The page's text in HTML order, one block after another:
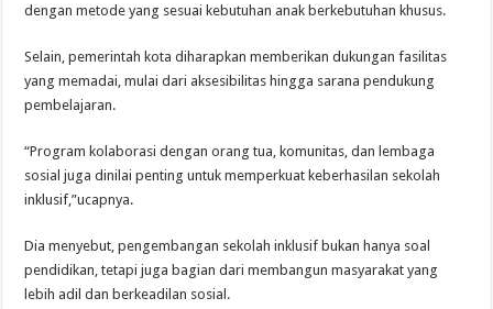
dengan metode yang sesuai kebutuhan anak berkebutuhan khusus.
Selain, pemerintah kota diharapkan memberikan dukungan fasilitas
yang memadai, mulai dari aksesibilitas hingga sarana pendukung
pembelajaran.
“Program kolaborasi dengan orang tua, komunitas, dan lembaga
sosial juga dinilai penting untuk memperkuat keberhasilan sekolah
inklusif,”ucapnya.
Dia menyebut, pengembangan sekolah inklusif bukan hanya soal
pendidikan, tetapi juga bagian dari membangun masyarakat yang
lebih adil dan berkeadilan sosial.